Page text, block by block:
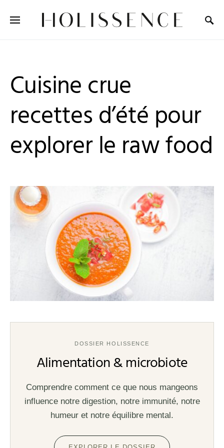
Cuisine crue
recettes d’été pour
explorer le raw food
DOSSIER HOLISSENCE
Alimentation & microbiote
Comprendre comment ce que nous mangeons
influence notre digestion, notre immunité, notre
humeur et notre équilibre mental.